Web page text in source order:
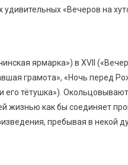
«Вечеров на
ярмарка») в XVII
грамота», «Ночь перед
тётушка»).
жизнью как бы соединяет
пребывая в некой